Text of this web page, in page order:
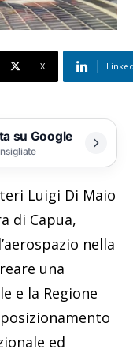
X
su Google
Luigi Di Maio
di Capua,
nella
una
e la Regione
ed